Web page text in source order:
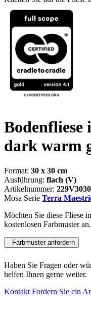
Bodenfliese
dark warm
Format: 30 x 30 cm
Ausführung: flach (V)
Artikelnummer: 229V3030
Mosa Serie Terra
Möchten Sie diese Fliese
kostenlosen Farbmuster an.
Farbmuster anfordern
Haben Sie Fragen oder
helfen Ihnen gerne weiter.
Kontakt Fordern Sie ein